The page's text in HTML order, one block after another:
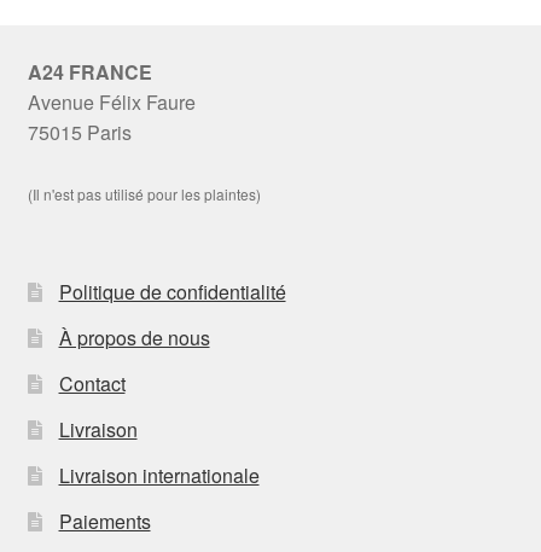
A24 FRANCE
Avenue Félix Faure
75015 Paris
(Il n'est pas utilisé pour les plaintes)
Politique de confidentialité
À propos de nous
Contact
Livraison
Livraison internationale
Paiements